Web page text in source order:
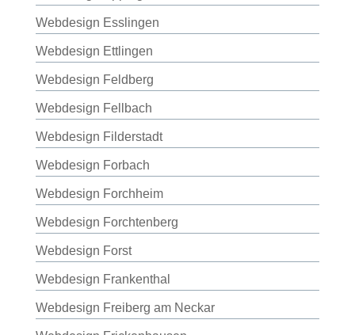
Webdesign Esslingen
Webdesign Ettlingen
Webdesign Feldberg
Webdesign Fellbach
Webdesign Filderstadt
Webdesign Forbach
Webdesign Forchheim
Webdesign Forchtenberg
Webdesign Forst
Webdesign Frankenthal
Webdesign Freiberg am Neckar